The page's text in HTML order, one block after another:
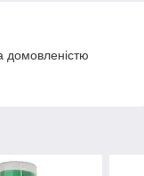
домовленістю